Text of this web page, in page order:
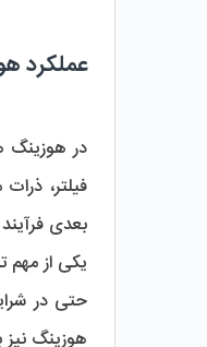
عملکرد
بعدی
یکی از مهم
هوزینگ